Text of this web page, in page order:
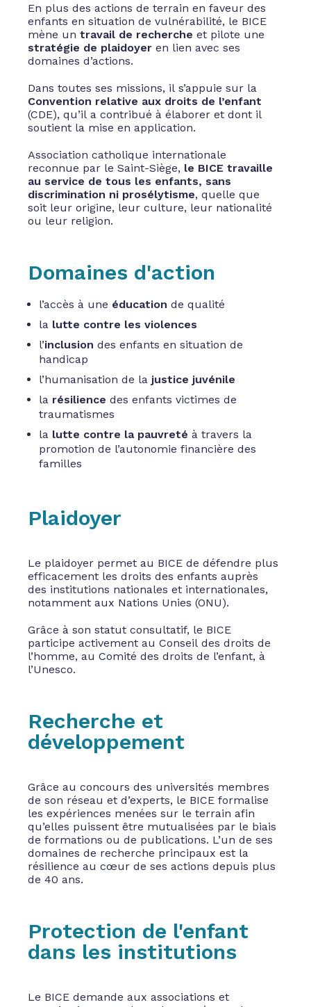
En plus des actions de terrain en faveur des
enfants en situation de vulnérabilité, le BICE
mène un travail de recherche et pilote une
stratégie de plaidoyer en lien avec ses
domaines d’actions.
Dans toutes ses missions, il s’appuie sur la
Convention relative aux droits de l’enfant
(CDE), qu’il a contribué à élaborer et dont il
soutient la mise en application.
Association catholique internationale
reconnue par le Saint-Siège, le BICE travaille
au service de tous les enfants, sans
discrimination ni prosélytisme, quelle que
soit leur origine, leur culture, leur nationalité
ou leur religion.
Domaines d'action
l’accès à une éducation de qualité
la lutte contre les violences
l’inclusion des enfants en situation de
handicap
l’humanisation de la justice juvénile
la résilience des enfants victimes de
traumatismes
la lutte contre la pauvreté à travers la
promotion de l’autonomie financière des
familles
Plaidoyer
Le plaidoyer permet au BICE de défendre plus
efficacement les droits des enfants auprès
des institutions nationales et internationales,
notamment aux Nations Unies (ONU).
Grâce à son statut consultatif, le BICE
participe activement au Conseil des droits de
l’homme, au Comité des droits de l’enfant, à
l’Unesco.
Recherche et
développement
Grâce au concours des universités membres
de son réseau et d’experts, le BICE formalise
les expériences menées sur le terrain afin
qu’elles puissent être mutualisées par le biais
de formations ou de publications. L’un de ses
domaines de recherche principaux est la
résilience au cœur de ses actions depuis plus
de 40 ans.
Protection de l'enfant
dans les institutions
Le BICE demande aux associations et